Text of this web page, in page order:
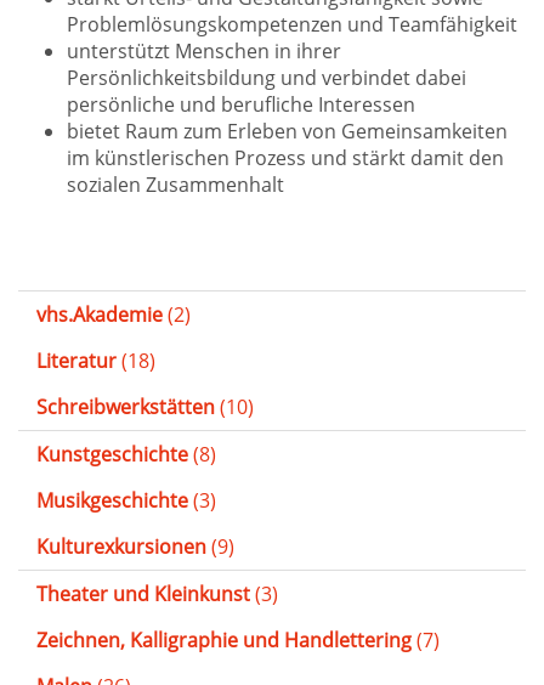
Problemlösungskompetenzen und Teamfähigkeit
unterstützt Menschen in ihrer
Persönlichkeitsbildung und verbindet dabei
persönliche und berufliche Interessen
bietet Raum zum Erleben von Gemeinsamkeiten
im künstlerischen Prozess und stärkt damit den
sozialen Zusammenhalt
vhs.Akademie(2)
Literatur(18)
Schreibwerkstätten(10)
Kunstgeschichte(8)
Musikgeschichte(3)
Kulturexkursionen(9)
Theater und Kleinkunst(3)
Zeichnen, Kalligraphie und Handlettering(7)